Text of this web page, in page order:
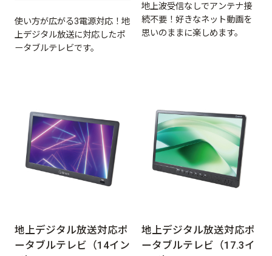
使い方が広がる3電源対応！地
上デジタル放送に対応したポ
ータブルテレビです。
地上波受信なしでアンテナ接
続不要！好きなネット動画を
思いのままに楽しめます。
地上デジタル放送対応ポ
ータブルテレビ（14イン
地上デジタル放送対応ポ
ータブルテレビ（17.3イ